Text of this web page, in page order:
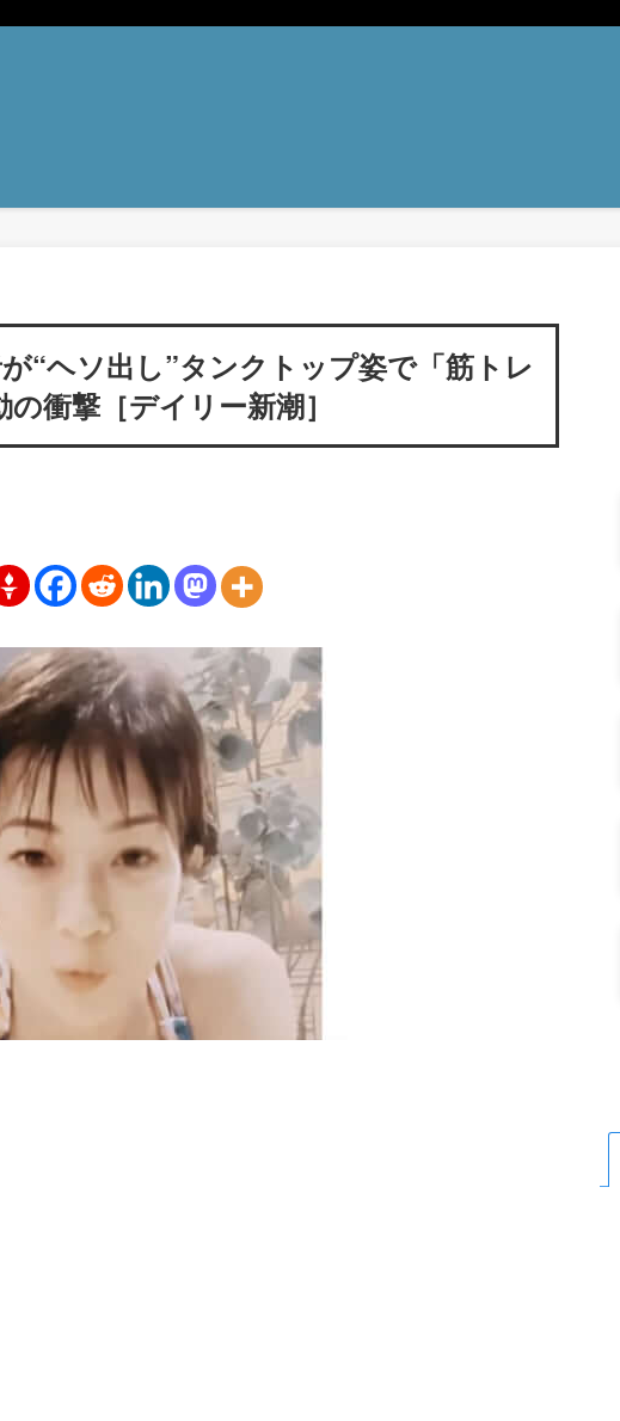
“ヘソ出し”タンクトップ姿で「筋トレ
衝撃［デイリー新潮］